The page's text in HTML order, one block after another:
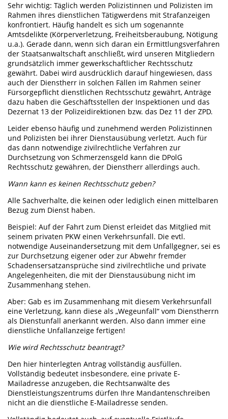
Sehr wichtig: Täglich werden Polizistinnen und Polizisten im
Rahmen ihres dienstlichen Tätigwerdens mit Strafanzeigen
konfrontiert. Häufig handelt es sich um sogenannte
Amtsdelikte (Körperverletzung, Freiheitsberaubung, Nötigung
u.a.). Gerade dann, wenn sich daran ein Ermittlungsverfahren
der Staatsanwaltschaft anschließt, wird unseren Mitgliedern
grundsätzlich immer gewerkschaftlicher Rechtsschutz
gewährt. Dabei wird ausdrücklich darauf hingewiesen, dass
auch der Dienstherr in solchen Fällen im Rahmen seiner
Fürsorgepflicht dienstlichen Rechtsschutz gewährt, Anträge
dazu haben die Geschäftsstellen der Inspektionen und das
Dezernat 13 der Polizeidirektionen bzw. das Dez 11 der ZPD.
Leider ebenso häufig und zunehmend werden Polizistinnen
und Polizisten bei ihrer Dienstausübung verletzt. Auch für
das dann notwendige zivilrechtliche Verfahren zur
Durchsetzung von Schmerzensgeld kann die DPolG
Rechtsschutz gewähren, der Dienstherr allerdings auch.
Wann kann es keinen Rechtsschutz geben?
Alle Sachverhalte, die keinen oder lediglich einen mittelbaren
Bezug zum Dienst haben.
Beispiel: Auf der Fahrt zum Dienst erleidet das Mitglied mit
seinem privaten PKW einen Verkehrsunfall. Die evtl.
notwendige Auseinandersetzung mit dem Unfallgegner, sei es
zur Durchsetzung eigener oder zur Abwehr fremder
Schadensersatzansprüche sind zivilrechtliche und private
Angelegenheiten, die mit der Dienstausübung nicht im
Zusammenhang stehen.
Aber: Gab es im Zusammenhang mit diesem Verkehrsunfall
eine Verletzung, kann diese als „Wegeunfall“ vom Dienstherrn
als Dienstunfall anerkannt werden. Also dann immer eine
dienstliche Unfallanzeige fertigen!
Wie wird Rechtsschutz beantragt?
Den hier hinterlegten Antrag vollständig ausfüllen.
Vollständig bedeutet insbesondere, eine private E-
Mailadresse anzugeben, die Rechtsanwälte des
Dienstleistungszentrums dürfen Ihre Mandantenschreiben
nicht an die dienstliche E-Mailadresse senden.